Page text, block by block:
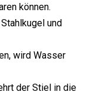
können.
und
wird Wasser
der Stiel in die